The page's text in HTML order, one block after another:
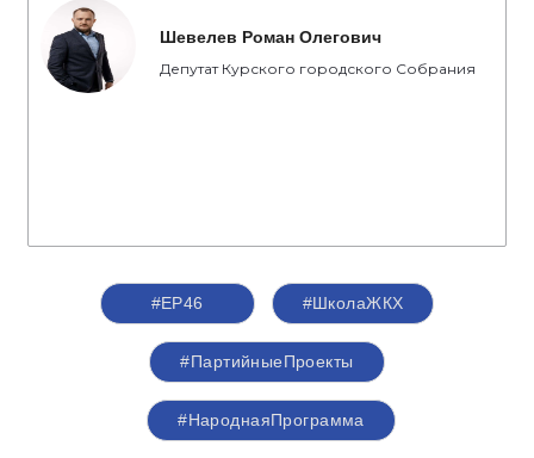
Шевелев Роман Олегович
Депутат Курского городского Собрания
#ЕР46 #ШколаЖКХ
#ПартийныеПроекты
#НароднаяПрограмма